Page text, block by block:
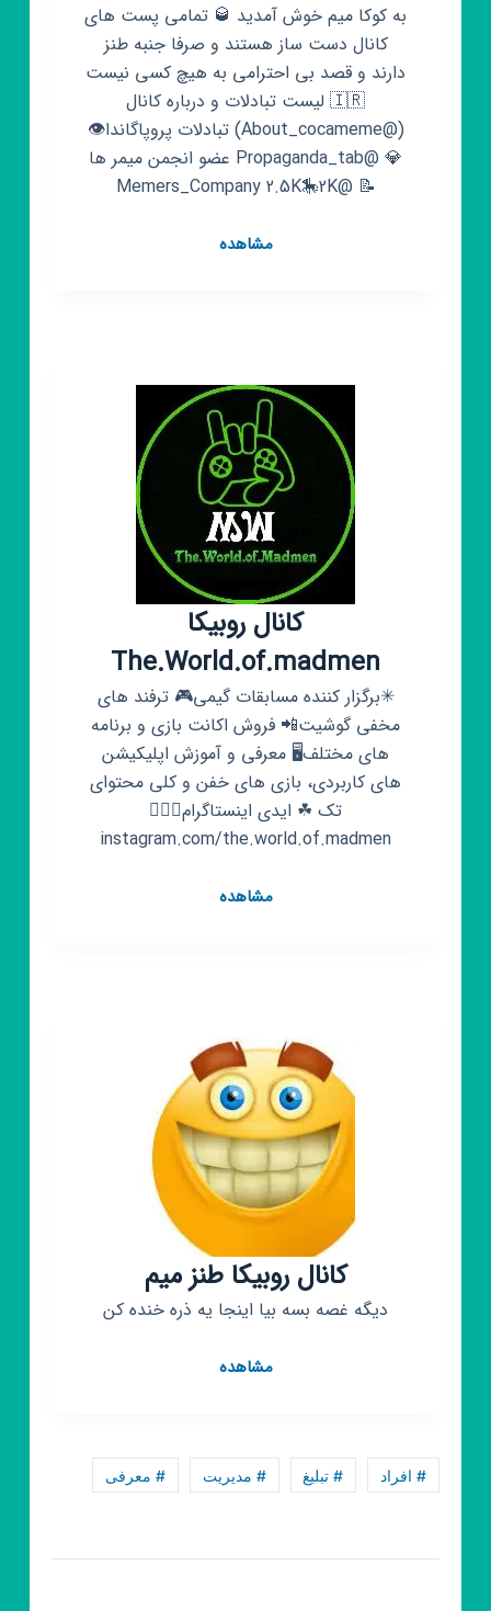
به کوکا میم خوش آمدید 🥃 تمامی پست های
کانال دست ساز هستند و صرفا جنبه طنز
دارند و قصد بی احترامی به هیچ کسی نیست
🇮🇷 لیست تبادلات و درباره کانال
(@About_cocameme) تبادلات پروپاگاندا👁
💎 @Propaganda_tab عضو انجمن میمر ها
📝 @Memers_Company 2.5K🎠2K
مشاهدهکانال
𝙼𝚎𝙼𝚎
🥃
کانال روبیکا
The.World.of.madmen
✳برگزار کننده مسابقات گیمی🎮 ترفند های
مخفی گوشیت📲 فروش اکانت بازی و برنامه
های مختلف🖥 معرفی و آموزش اپلیکیشن
های کاربردی، بازی های خفن و کلی محتوای
تک ☘ ایدی اینستاگرام👇🏻💚
instagram.com/the.world.of.madmen
مشاهدهکانال
کانال روبیکا طنز میم
دیگه غصه بسه بیا اینجا یه ذره خنده کن
مشاهدهکانال
# افراد # تبلیغ # مدیریت # معرفی